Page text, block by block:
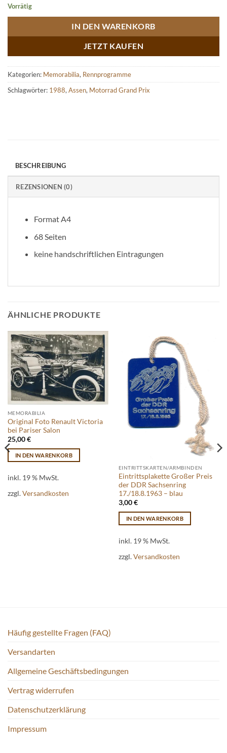
Vorrätig
IN DEN WARENKORB
JETZT KAUFEN
Kategorien: Memorabilia, Rennprogramme
Schlagwörter: 1988,Assen, Motorrad Grand Prix
BESCHREIBUNG
REZENSIONEN (0)
Format A4
68 Seiten
keine handschriftlichen Eintragungen
ÄHNLICHE PRODUKTE
MEMORABILIA
Original Foto Renault Victoria
bei Pariser Salon
25,00€
IN DEN WARENKORB
inkl. 19 % MwSt.
zzgl.Versandkosten
EINTRITTSKARTEN/ARMBINDEN
Eintrittsplakette Großer Preis
der DDR Sachsenring
17./18.8.1963 – blau
3,00€
IN DEN WARENKORB
inkl. 19 % MwSt.
zzgl.Versandkosten
Häufig gestellte Fragen (FAQ)
Versandarten
Allgemeine Geschäftsbedingungen
Vertrag widerrufen
Datenschutzerklärung
Impressum